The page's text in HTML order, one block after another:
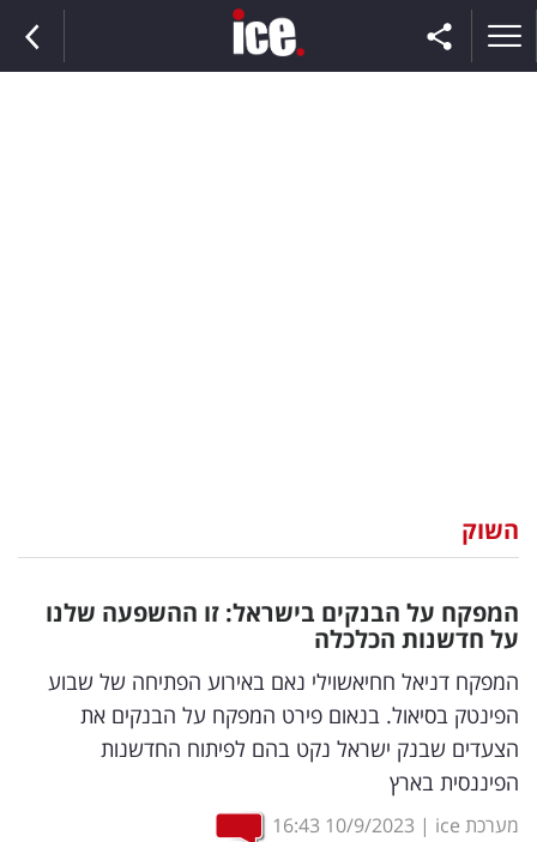
וצרכנות
דיגיטל
וטק
שיווק
ופרסום
משפט
השוק
המפקח על הבנקים בישראל: זו ההשפעה שלנו
על חדשנות הכלכלה
המפקח דניאל חחיאשוילי נאם באירוע הפתיחה של שבוע
הפינטק בסיאול. בנאום פירט המפקח על הבנקים את
הצעדים שבנק ישראל נקט בהם לפיתוח החדשנות
הפיננסית בארץ
מערכת ice |
10/9/2023
16:43